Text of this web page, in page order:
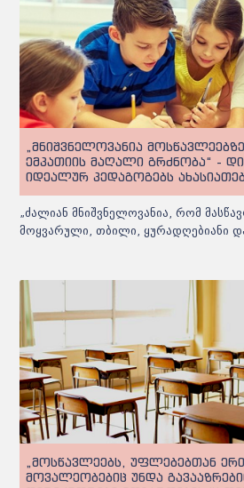
„მნიშვნელოვანია
ემპათიის მაღალი გრძნობა“ -
იდეალურ პედაგოგებს
„ძალიან მნიშვნელოვანია, რომ
მოყვარული, თბილი, ყურადღებიანი და
„მოსწავლეებს, უფლებებთან
მოვალეობებიც უნდა